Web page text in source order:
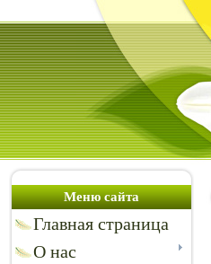
Меню сайта
Главная страница
О нас